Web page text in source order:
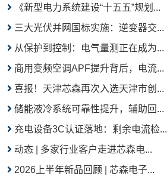
《新型电力系统建设“十五五”规划...
三大光伏并网国标实施：逆变器交...
从保护到控制：电气量测正在成为...
商用变频空调APF提升背后，电流...
喜报！天津芯森再次入选天津市创...
储能液冷系统可靠性提升，辅助回...
充电设备3C认证落地：剩余电流检...
动态 | 多家行业客户走进芯森电...
2026上半年新品回顾 | 芯森电子...